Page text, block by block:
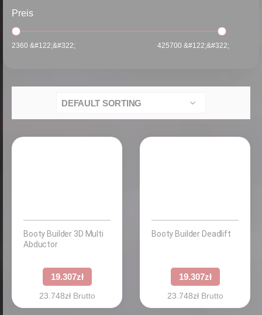
Preis
2360 &#122;&#322; 425700 &#122;&#322;
Booty Builder 3D Multi
Abductor
19.307zł
23.748zł Brutto
Booty Builder Deadlift
19.307zł
23.748zł Brutto